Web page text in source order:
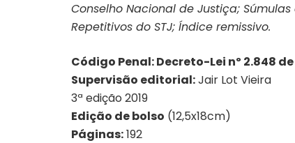
Conselho Nacional de Justiça; Súmulas
Repetitivos do STJ; Índice remissivo.
Código Penal: Decreto-Lei nº 2.848
Supervisão editorial:Jair Lot Vieira
3ª edição 2019
Edição de bolso (12,5x18cm)
Páginas:192